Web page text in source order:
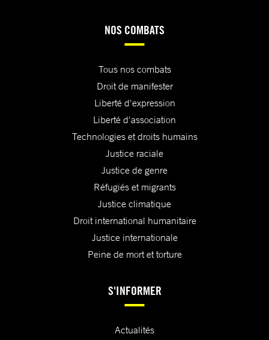
NOS COMBATS
Tous nos combats
Droit de manifester
Liberté d'expression
Liberté d'association
Technologies et droits humains
Justice raciale
Justice de genre
Réfugiés et migrants
Justice climatique
Droit international humanitaire
Justice internationale
Peine de mort et torture
S'INFORMER
Actualités